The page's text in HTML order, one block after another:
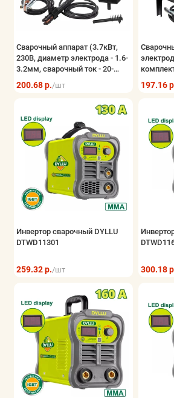
Сварочный аппарат (3.7кВт,
230В, диаметр электрода - 1.6-
3.2мм, сварочный ток - 20-
210А)
200.68 р./шт 197.16
Инвертор сварочный DYLLU
DTWD11301
259.32 р./шт 300.18